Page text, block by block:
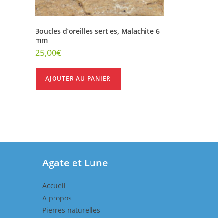
Boucles d’oreilles serties, Malachite 6
mm
25,00€
AJOUTER AU PANIER
Agate et Lune
Accueil
A propos
Pierres naturelles